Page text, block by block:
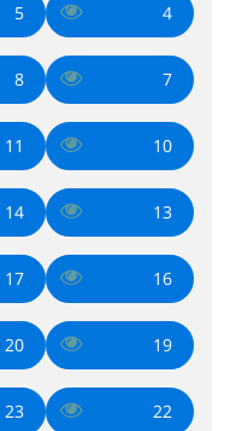
4
5
7
8
10
11
13
14
16
17
19
20
22
23